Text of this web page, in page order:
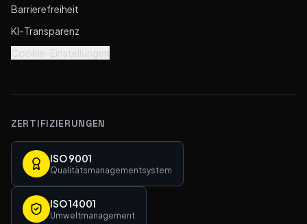
Barrierefreiheit
KI-Transparenz
Cookie-Einstellungen
ZERTIFIZIERUNGEN
ISO 9001
Qualitätsmanagementsystem
ISO 14001
Umweltmanagement